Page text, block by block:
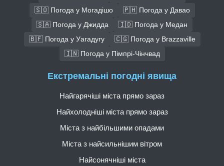
🇸🇴 Погода у Могадішо
🇵🇭 Погода у Давао
🇸🇦 Погода у Джидда
🇮🇩 Погода у Медан
🇧🇫 Погода у Уагадугу
🇨🇬 Погода у Brazzaville
🇮🇳 Погода у Пімпрі-Чінчвад
Екстремальні погодні явища
Найгарячіші міста прямо зараз
Найхолодніші міста прямо зараз
Міста з найбільшими опадами
Міста з найсильнішим вітром
Найсонячніші міста